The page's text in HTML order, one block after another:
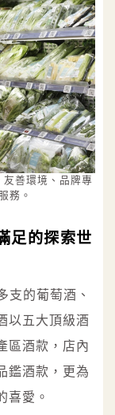
善環境、品牌專
務。
足的探索世
支的葡萄酒、
以五大頂級酒
區酒款，店內
鑑酒款，更為
喜愛。